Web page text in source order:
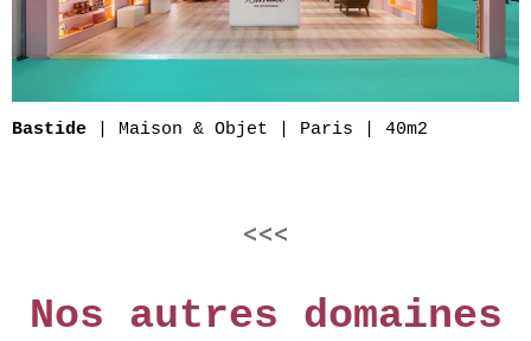
Bastide | Maison & Objet | Paris | 40m2
<<<
Nos autres domaines